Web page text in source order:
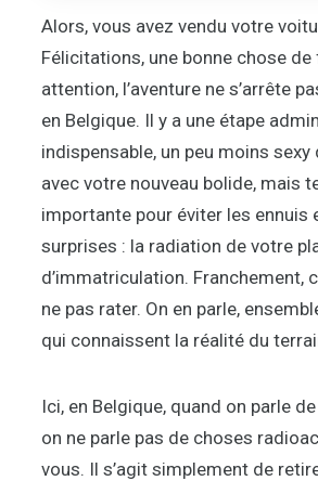
Alors, vous avez vendu votre
Félicitations, une bonne chose
attention, l’aventure ne s’arrête
en Belgique. Il y a une étape
indispensable, un peu moins sexy
avec votre nouveau bolide, mais
importante pour éviter les ennuis
surprises : la radiation de votre
d’immatriculation. Franchement,
ne pas rater. On en parle,
qui connaissent la réalité du
Ici, en Belgique, quand on parle
on ne parle pas de choses
vous. Il s’agit simplement de